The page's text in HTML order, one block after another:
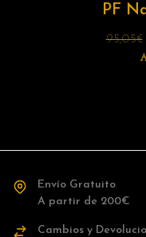
PF
95,05€
Envío Gratuito
A partir de 200€
Cambios y